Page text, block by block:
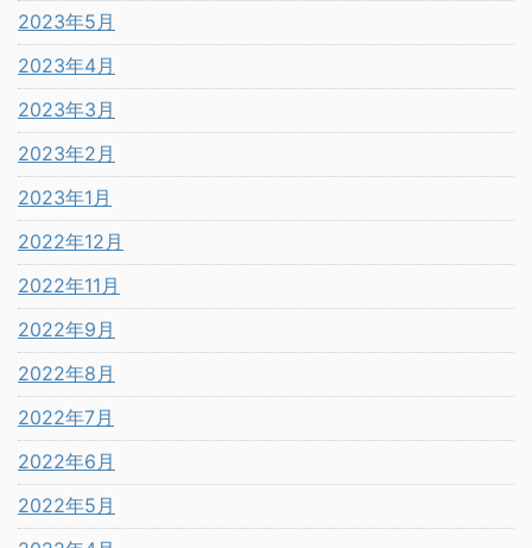
2023年5月
2023年4月
2023年3月
2023年2月
2023年1月
2022年12月
2022年11月
2022年9月
2022年8月
2022年7月
2022年6月
2022年5月